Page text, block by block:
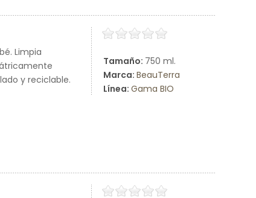
Tamaño: 750 ml.
Marca: BeauTerra
Línea: Gama BIO
Limpia
y reciclable.